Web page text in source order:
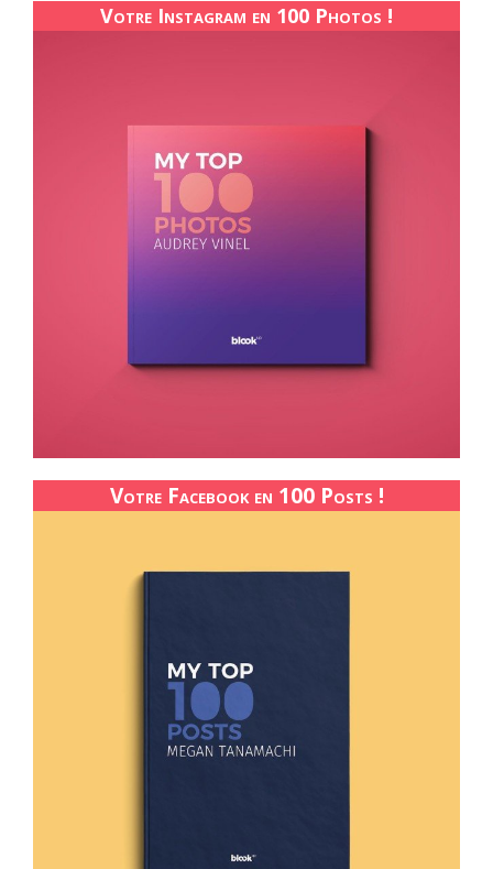
Votre Instagram en 100 Photos !
Votre Facebook en 100 Posts !